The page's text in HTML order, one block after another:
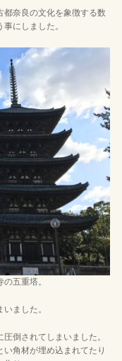
奈良の文化を象徴する数
にしました。
五重塔。
ました。
倒されてしまいました。
角材が埋め込まれてたり